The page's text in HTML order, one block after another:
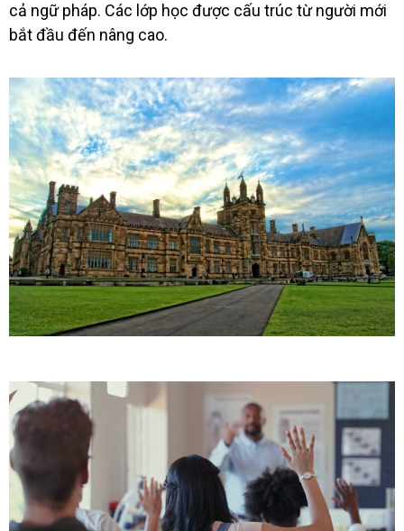
cả ngữ pháp. Các lớp học được cấu trúc từ người mới
bắt đầu đến nâng cao.